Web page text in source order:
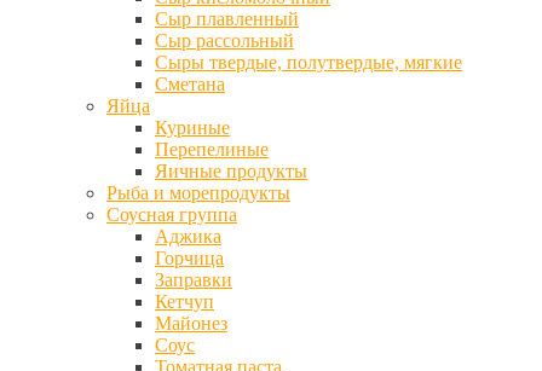
Сыр плавленный
Сыр рассольный
Сыры твердые, полутвердые, мягкие
Сметана
Яйца
Куриные
Перепелиные
Яичные продукты
Рыба и морепродукты
Соусная группа
Аджика
Горчица
Заправки
Кетчуп
Майонез
Соус
Томатная паста